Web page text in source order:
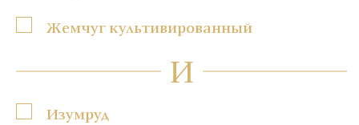
Жемчуг культивированный
И
Изумруд